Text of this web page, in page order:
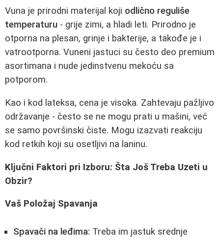
Vuna je prirodni materijal koji odlično reguliše
temperaturu - grije zimi, a hladi leti. Prirodno je
otporna na plesan, grinje i bakterije, a takođe je i
vatrootporna. Vuneni jastuci su često deo premium
asortimana i nude jedinstvenu mekoću sa
potporom.
Kao i kod lateksa, cena je visoka. Zahtevaju pažljivo
održavanje - često se ne mogu prati u mašini, već
se samo površinski čiste. Mogu izazvati reakciju
kod retkih koji su osetljivi na laninu.
Ključni Faktori pri Izboru: Šta Još Treba Uzeti u
Obzir?
Vaš Položaj Spavanja
Spavači na leđima: Treba im jastuk srednje